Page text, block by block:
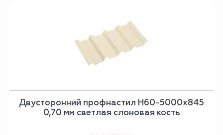
Двусторонний профнастил Н60-5000х845
0,70 мм светлая слоновая кость